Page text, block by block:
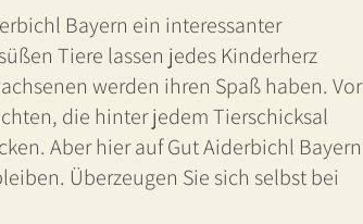
Bayern ein interessanter
Tiere lassen jedes Kinderherz
werden ihren Spaß haben. Vor
die hinter jedem Tierschicksal
Aber hier auf Gut Aiderbichl Bayern
Überzeugen Sie sich selbst bei